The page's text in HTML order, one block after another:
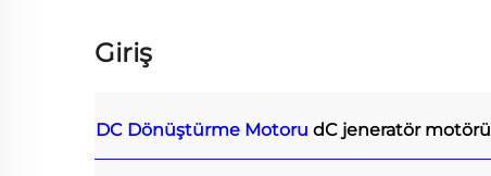
Giriş
DC Dönüştürme Motoru dC jeneratör motörü